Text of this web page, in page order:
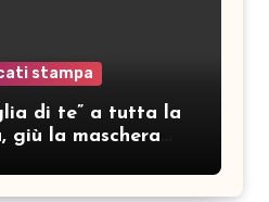
stampa
di te” a tutta la
giù la maschera